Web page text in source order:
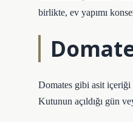
birlikte, ev yapımı
Domates gibi asit içeriği
Kutunun açıldığı gün